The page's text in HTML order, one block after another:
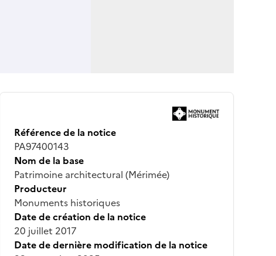
Référence de la notice
PA97400143
Nom de la base
Patrimoine architectural (Mérimée)
Producteur
Monuments historiques
Date de création de la notice
20 juillet 2017
Date de dernière modification de la notice